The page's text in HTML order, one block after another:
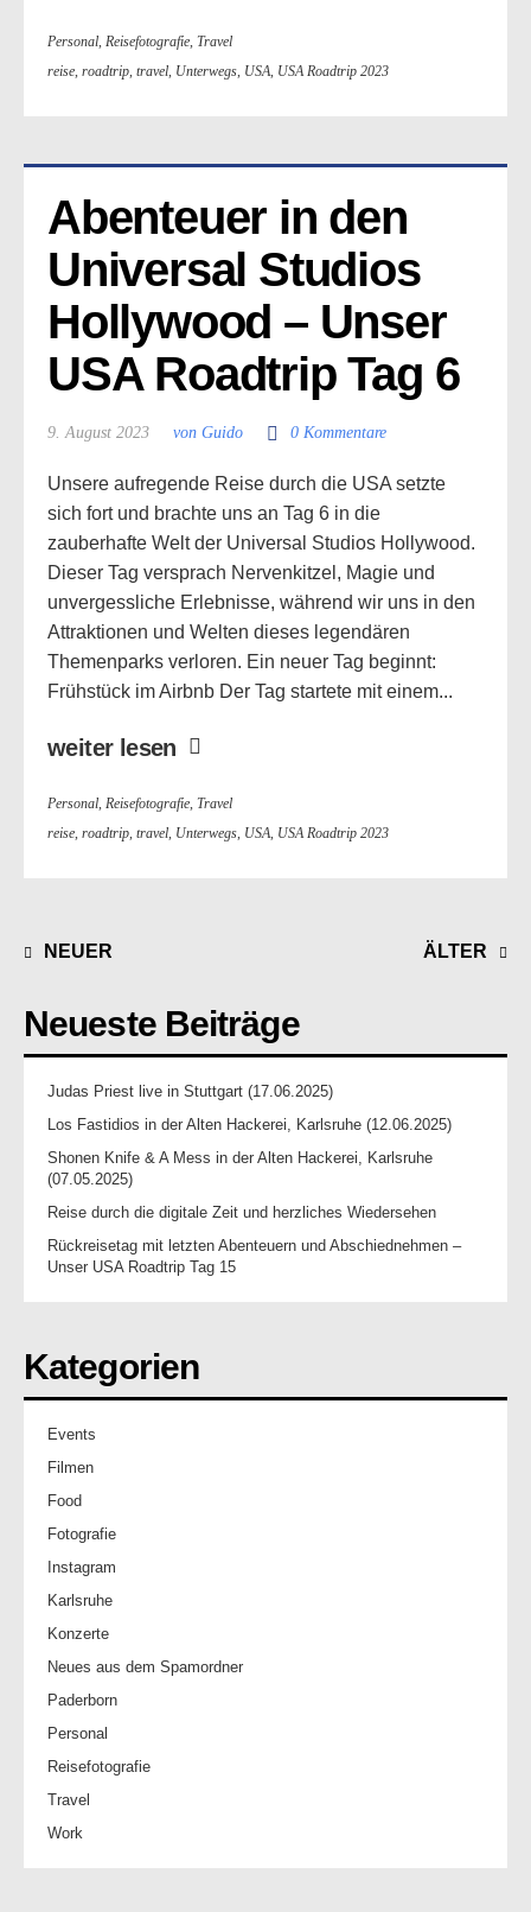
Personal, Reisefotografie, Travel
reise, roadtrip, travel, Unterwegs, USA, USA Roadtrip 2023
Abenteuer in den
Universal Studios
Hollywood – Unser
USA Roadtrip Tag 6
9. August 2023 von Guido 0 Kommentare
Unsere aufregende Reise durch die USA setzte
sich fort und brachte uns an Tag 6 in die
zauberhafte Welt der Universal Studios Hollywood.
Dieser Tag versprach Nervenkitzel, Magie und
unvergessliche Erlebnisse, während wir uns in den
Attraktionen und Welten dieses legendären
Themenparks verloren. Ein neuer Tag beginnt:
Frühstück im Airbnb Der Tag startete mit einem...
weiter lesen
Personal, Reisefotografie, Travel
reise, roadtrip, travel, Unterwegs, USA, USA Roadtrip 2023
NEUER ÄLTER
Neueste Beiträge
Judas Priest live in Stuttgart (17.06.2025)
Los Fastidios in der Alten Hackerei, Karlsruhe (12.06.2025)
Shonen Knife & A Mess in der Alten Hackerei, Karlsruhe
(07.05.2025)
Reise durch die digitale Zeit und herzliches Wiedersehen
Rückreisetag mit letzten Abenteuern und Abschiednehmen –
Unser USA Roadtrip Tag 15
Kategorien
Events
Filmen
Food
Fotografie
Instagram
Karlsruhe
Konzerte
Neues aus dem Spamordner
Paderborn
Personal
Reisefotografie
Travel
Work